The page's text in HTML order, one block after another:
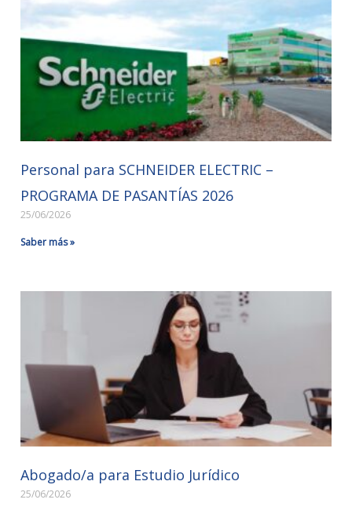
Personal para SCHNEIDER ELECTRIC –
PROGRAMA DE PASANTÍAS 2026
25/06/2026
Saber más »
Abogado/a para Estudio Jurídico
25/06/2026